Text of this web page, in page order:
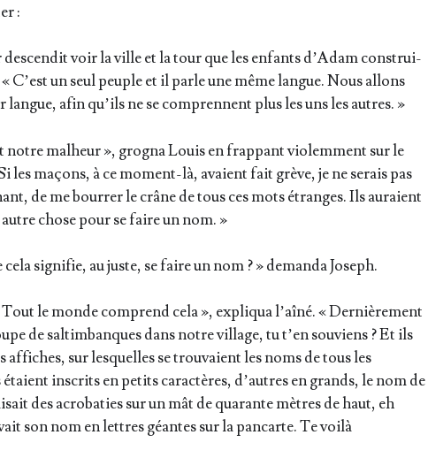
:
des­cen­dit voir la ville et la tour que les enfants d’A­dam construi­
C’est un seul peuple et il parle une même langue. Nous allons
afin qu’ils ne se com­prennent plus les uns les autres. »
notre mal­heur », gro­gna Louis en frap­pant vio­lem­ment sur le
les maçons, à ce moment-là, avaient fait grève, je ne serais pas
de me bour­rer le crâne de tous ces mots étranges. Ils auraient
chose pour se faire un nom. »
cela signi­fie, au juste, se faire un nom ? » deman­da Joseph.
le monde com­prend cela », expli­qua l’aî­né. « Der­niè­re­ment
de sal­tim­banques dans notre vil­lage, tu t’en sou­viens ? Et ils
affiches, sur les­quelles se trou­vaient les noms de tous les
étaient ins­crits en petits carac­tères, d’autres en grands, le nom de
des acro­ba­ties sur un mât de qua­rante mètres de haut, eh
son nom en lettres géantes sur la pan­carte. Te voi­là